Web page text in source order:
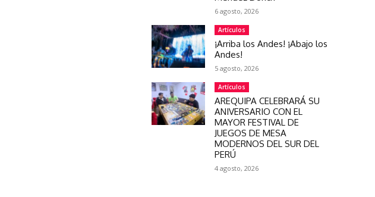
6 agosto, 2026
Artículos
¡Arriba los Andes! ¡Abajo los
Andes!
5 agosto, 2026
Artículos
AREQUIPA CELEBRARÁ SU
ANIVERSARIO CON EL
MAYOR FESTIVAL DE
JUEGOS DE MESA
MODERNOS DEL SUR DEL
PERÚ
4 agosto, 2026